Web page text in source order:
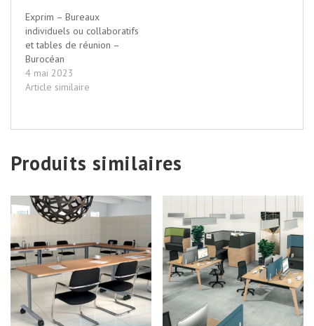
Exprim – Bureaux
individuels ou collaboratifs
et tables de réunion –
Burocéan
4 mai 2023
Article similaire
Produits similaires